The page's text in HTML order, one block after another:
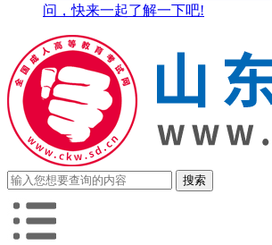
问，快来一起了解一下吧!